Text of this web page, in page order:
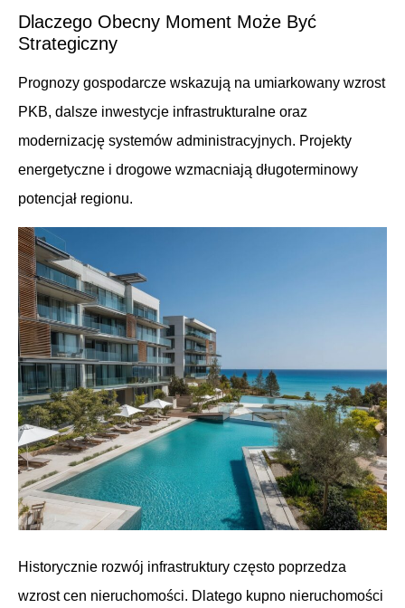
Dlaczego Obecny Moment Może Być
Strategiczny
Prognozy gospodarcze wskazują na umiarkowany wzrost
PKB, dalsze inwestycje infrastrukturalne oraz
modernizację systemów administracyjnych. Projekty
energetyczne i drogowe wzmacniają długoterminowy
potencjał regionu.
Historycznie rozwój infrastruktury często poprzedza
wzrost cen nieruchomości. Dlatego kupno nieruchomości